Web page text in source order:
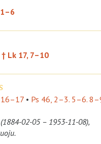
† Lk 17, 7–10
• Ps 46, 2–3. 5–6.
02-05 – 1953-11-08),